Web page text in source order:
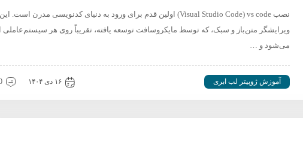
نصب Visual Studio Code) vs code) اولین قدم برای ورود به دنیای کدنویسی مدرن است. این
ویرایشگر متن‌باز و سبک، که توسط مایکروسافت توسعه یافته، تقریباً روی هر سیستم‌عاملی
می‌شود و …
آموزش ژوپیتر لب ابری ۱۶ دی ۱۴۰۴ 0